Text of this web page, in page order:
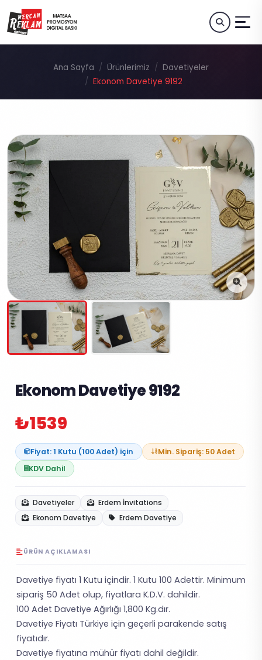
Ana Sayfa Ürünlerimiz
Davetiyeler
Ekonom Davetiye 9192
Ekonom Davetiye 9192
₺1539
Fiyat: 1 Kutu (100 Adet) için
Min. Sipariş: 50 Adet
KDV Dahil
Davetiyeler
Erdem İnvitations
Ekonom Davetiye
Erdem Davetiye
ÜRÜN AÇIKLAMASI
Davetiye fiyatı 1 Kutu içindir. 1 Kutu 100 Adettir. Minimum
sipariş 50 Adet olup, fiyatlara K.D.V. dahildir.
100 Adet Davetiye Ağırlığı 1,800 Kg.dır.
Davetiye Fiyatı Türkiye için geçerli parakende satış
fiyatıdır.
Davetiye fiyatına mühür fiyatı dahil değildir.